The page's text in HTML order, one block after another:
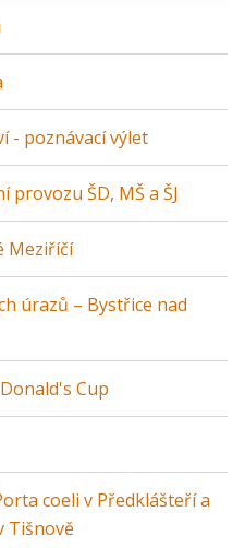
- poznávací výlet
ŠD, MŠ a ŠJ
Meziříčí
úrazů – Bystřice nad
Cup
coeli v Předklášteří a
Tišnově